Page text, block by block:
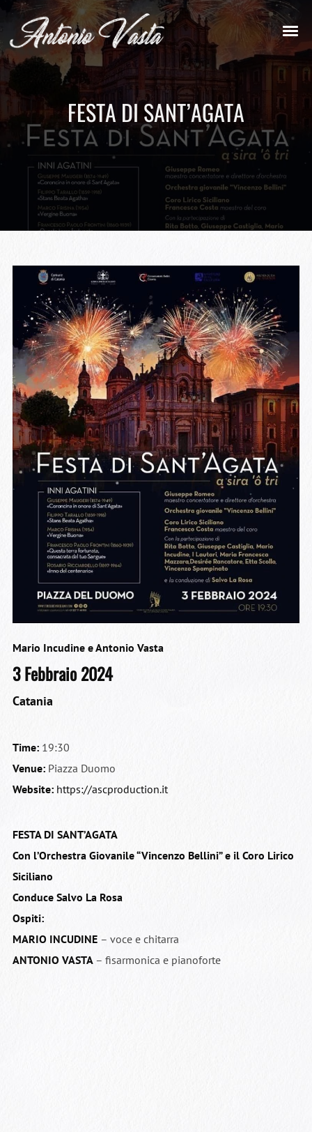
FESTA DI SANT’AGATA
Mario Incudine e Antonio Vasta
3 Febbraio 2024
Catania
Time:19:30
Venue:Piazza Duomo
Website: https://ascproduction.it
FESTA DI SANT’AGATA
Con l’Orchestra Giovanile “Vincenzo Bellini” e il Coro Lirico
Siciliano
Conduce Salvo La Rosa
Ospiti:
MARIO INCUDINE – voce e chitarra
ANTONIO VASTA – fisarmonica e pianoforte